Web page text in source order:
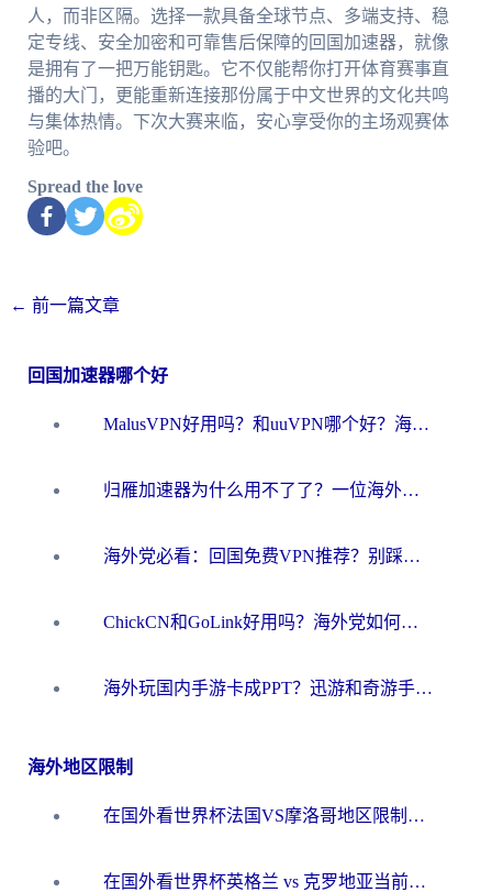
人，而非区隔。选择一款具备全球节点、多端支持、稳
定专线、安全加密和可靠售后保障的回国加速器，就像
是拥有了一把万能钥匙。它不仅能帮你打开体育赛事直
播的大门，更能重新连接那份属于中文世界的文化共鸣
与集体热情。下次大赛来临，安心享受你的主场观赛体
验吧。
Spread the love
← 前一篇文章
回国加速器哪个好
MalusVPN好用吗？和uuVPN哪个好？海外党无缝访问国内资源的真实对比与选择指南
归雁加速器为什么用不了了？一位海外游子的真实困惑与技术解答
海外党必看：回国免费VPN推荐？别踩坑！教你选对加速器无缝刷国内资源
ChickCN和GoLink好用吗？海外党如何选对回国加速器
海外玩国内手游卡成PPT？迅游和奇游手游哪个好？一篇讲透回国加速器怎么选
海外地区限制
在国外看世界杯法国VS摩洛哥地区限制？这篇指南让你流畅看中文解说无压力
在国外看世界杯英格兰 vs 克罗地亚当前地区不可播放？这篇指南帮你搞定所有海外观赛难题